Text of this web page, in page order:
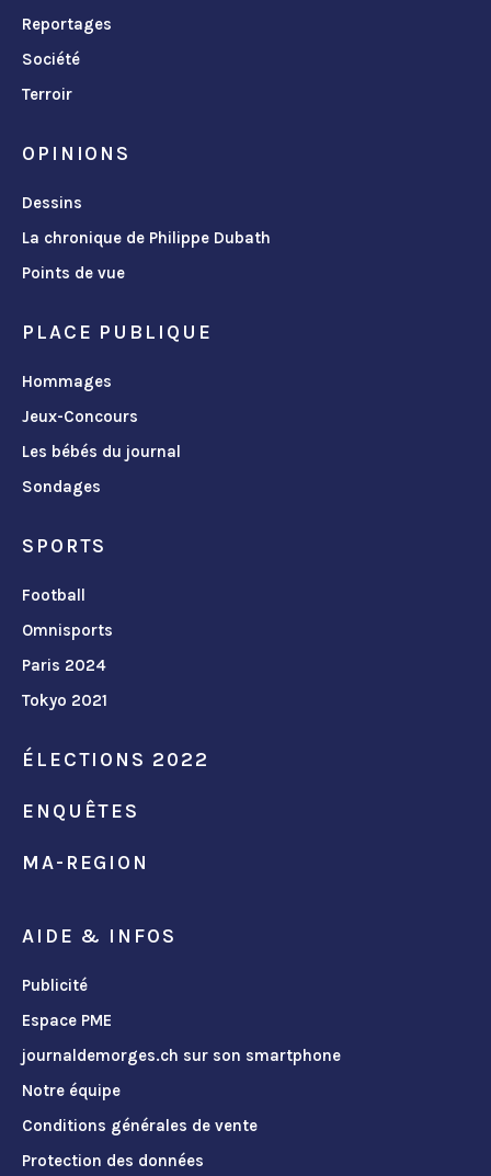
Reportages
Société
Terroir
OPINIONS
Dessins
La chronique de Philippe Dubath
Points de vue
PLACE PUBLIQUE
Hommages
Jeux-Concours
Les bébés du journal
Sondages
SPORTS
Football
Omnisports
Paris 2024
Tokyo 2021
ÉLECTIONS 2022
ENQUÊTES
MA-REGION
AIDE & INFOS
Publicité
Espace PME
journaldemorges.ch sur son smartphone
Notre équipe
Conditions générales de vente
Protection des données